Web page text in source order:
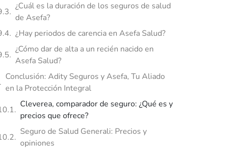
¿Cuál es la duración de los seguros de salud
de Asefa?
¿Hay periodos de carencia en Asefa Salud?
¿Cómo dar de alta a un recién nacido en
Asefa Salud?
Conclusión: Adity Seguros y Asefa, Tu Aliado
en la Protección Integral
Cleverea, comparador de seguro: ¿Qué es y
precios que ofrece?
Seguro de Salud Generali: Precios y
opiniones